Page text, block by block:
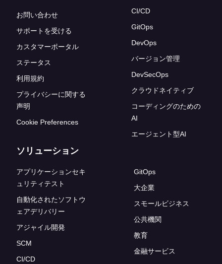
お問い合わせ
サポートを受ける
カスタマーポータル
ステータス
利用規約
プライバシーに関する
声明
Cookie Preferences
CI/CD
GitOps
DevOps
バージョン管理
DevSecOps
クラウドネイティブ
コーディングのための
AI
エージェント型AI
ソリューション
アプリケーションセキ
ュリティテスト
自動化されたソフトウ
ェアデリバリー
アジャイル開発
SCM
CI/CD
GitOps
大企業
スモールビジネス
公共機関
教育
金融サービス